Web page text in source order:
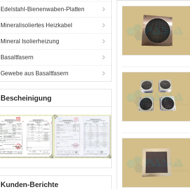
Edelstahl-Bienenwaben-Platten
Mineralisoliertes Heizkabel
Mineral Isolierheizung
Basaltfasern
Gewebe aus Basaltfasern
Bescheinigung
Kunden-Berichte